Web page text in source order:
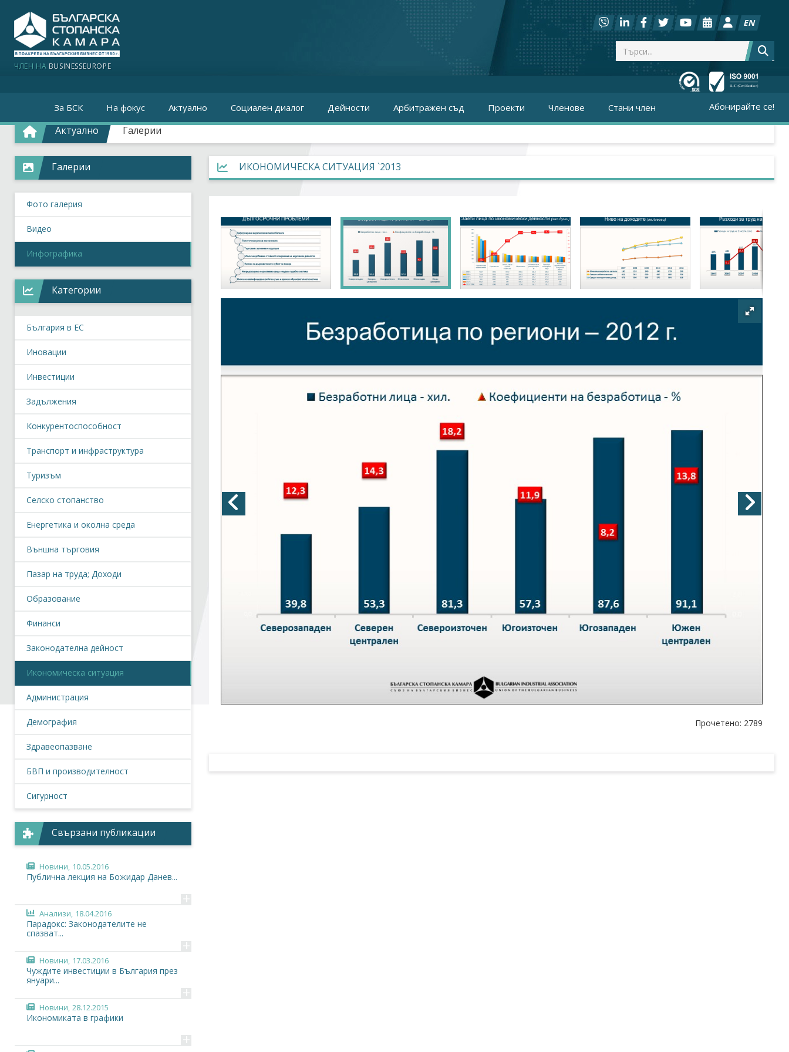
ЧЛЕН НА BUSINESSEUROPE
EN
За БСК На фокус Актуално Социален диалог Дейности Арбитражен съд Проекти Членове Стани член Абонирайте се!
Актуално Галерии
ИКОНОМИЧЕСКА СИТУАЦИЯ `2013
Прочетено: 2789
Галерии
Фото галерия
Видео
Инфографика
Категории
България в ЕС
Иновации
Инвестиции
Задължения
Конкурентоспособност
Транспорт и инфраструктура
Туризъм
Селско стопанство
Енергетика и околна среда
Външна търговия
Пазар на труда; Доходи
Образование
Финанси
Законодателна дейност
Икономическа ситуация
Администрация
Демография
Здравеопазване
БВП и производителност
Сигурност
Свързани публикации
Новини, 10.05.2016
Публична лекция на Божидар Данев...
+
Анализи, 18.04.2016
Парадокс: Законодателите не
спазват...
+
Новини, 17.03.2016
Чуждите инвестиции в България през
януари...
+
Новини, 28.12.2015
Икономиката в графики
+